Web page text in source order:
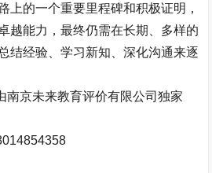
上的一个重要里程碑和积极证明，
越能力，最终仍需在长期、多样的
结经验、学习新知、深化沟通来逐
南京未来教育评价有限公司独家